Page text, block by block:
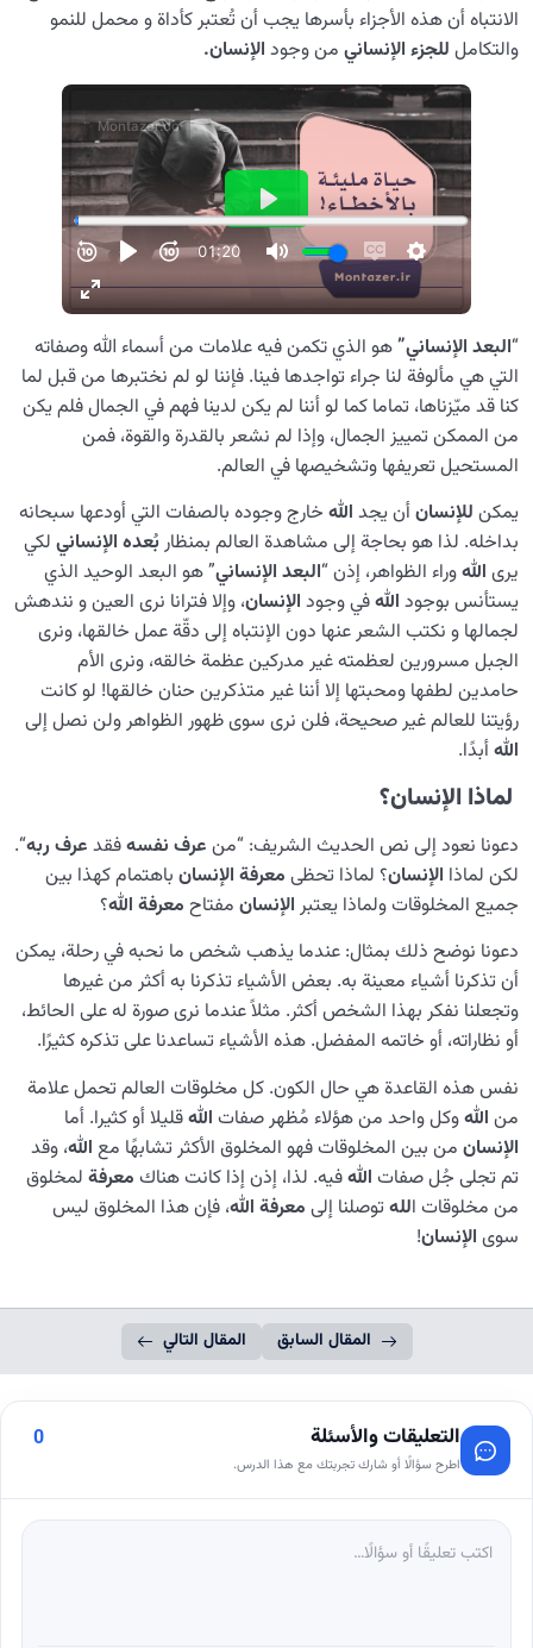
الانتباه أن هذه الأجزاء بأسرها يجب أن تُعتبر كأداة و محمل للنمو
والتکامل للجزء الإنساني من وجود الإنسان.
“البعد الإنساني”هو الذي تكمن فيه علامات من أسماء الله وصفاته
التي هي مألوفة لنا جراء تواجدها فينا. فإننا لو لم نختبرها من قبل لما
كنا قد ميّزناها، تماما كما لو أننا لم يكن لدينا فهم في الجمال فلم يكن
من الممكن تمييز الجمال، وإذا لم نشعر بالقدرة والقوة، فمن
المستحيل تعريفها وتشخيصها في العالم.
يمكن للإنسانأن يجد الله خارج وجوده بالصفات التي أودعها سبحانه
بداخله. لذا هو بحاجة إلى مشاهدة العالم بمنظاربُعده الإنساني لكي
يرى اللهوراء الظواهر، إذن “البعد الإنساني” هو البعد الوحيد الذي
يستأنس بوجود اللهفي وجود الإنسان، وإلا فترانا نرى العين و نندهش
لجمالها و نكتب الشعر عنها دون الإنتباه إلى دقّة عمل خالقها، ونرى
الجبل مسرورين لعظمته غير مدركين عظمة خالقه، ونرى الأم
حامدين لطفها ومحبتها إلا أننا غير متذكرين حنان خالقها! لو كانت
رؤيتنا للعالم غير صحيحة، فلن نرى سوى ظهور الظواهر ولن نصل إلى
اللهأبدًا.
لماذا الإنسان؟
دعونا نعود إلى نص الحديث الشريف: “من عرف نفسهفقد عرف ربه“.
لكن لماذا الإنسان؟ لماذا تحظى معرفة الإنسان باهتمام كهذا بين
جميع المخلوقات ولماذا يعتبر الإنسان مفتاح معرفة الله؟
دعونا نوضح ذلك بمثال: عندما يذهب شخص ما نحبه في رحلة، يمكن
أن تذكرنا أشياء معينة به. بعض الأشياء تذكرنا به أكثر من غيرها
وتجعلنا نفكر بهذا الشخص أكثر. مثلاً عندما نرى صورة له على الحائط،
أو نظاراته، أو خاتمه المفضل. هذه الأشياء تساعدنا على تذكره كثيرًا.
نفس هذه القاعدة هي حال الكون. كل مخلوقات العالم تحمل علامة
من اللهوكل واحد من هؤلاء مُظهر صفات اللهقلیلا أو کثیرا. أما
الإنسان من بين المخلوقات فهو المخلوق الأكثر تشابهًا مع الله، وقد
تم تجلى جُل صفات اللهفيه. لذا، إذن إذا کانت هناك معرفة لمخلوق
من مخلوقات الله توصلنا إلى معرفة الله، فإن هذا المخلوق ليس
سوى الإنسان!
المقال السابق المقال التالي
التعليقات والأسئلة
اطرح سؤالًا أو شارك تجربتك مع هذا الدرس.
0